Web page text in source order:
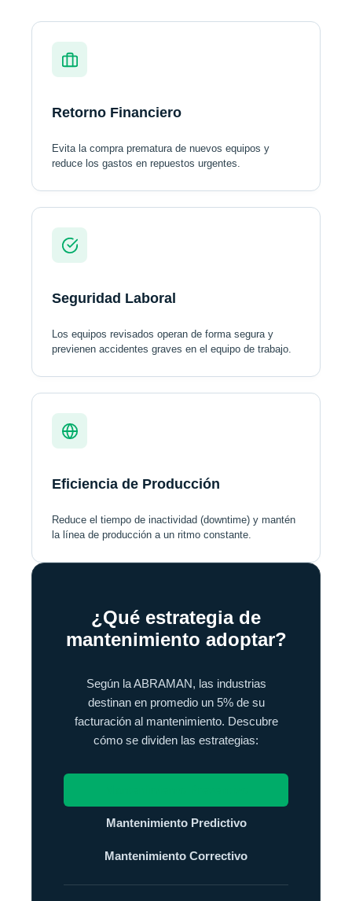
Retorno Financiero
Evita la compra prematura de nuevos equipos y
reduce los gastos en repuestos urgentes.
Seguridad Laboral
Los equipos revisados operan de forma segura y
previenen accidentes graves en el equipo de trabajo.
Eficiencia de Producción
Reduce el tiempo de inactividad (downtime) y mantén
la línea de producción a un ritmo constante.
¿Qué estrategia de
mantenimiento adoptar?
Según la ABRAMAN, las industrias
destinan en promedio un 5% de su
facturación al mantenimiento. Descubre
cómo se dividen las estrategias:
Mantenimiento Predictivo
Mantenimiento Correctivo